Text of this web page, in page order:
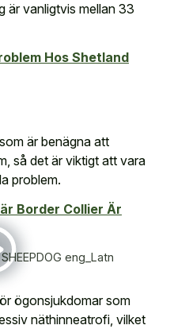
är vanligtvis mellan 33
Hos Shetland
är benägna att
så det är viktigt att vara
problem.
Border Collier Är
eng_Latn
ögonsjukdomar som
näthinneatrofi, vilket